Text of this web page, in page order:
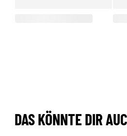
DAS KÖNNTE DIR